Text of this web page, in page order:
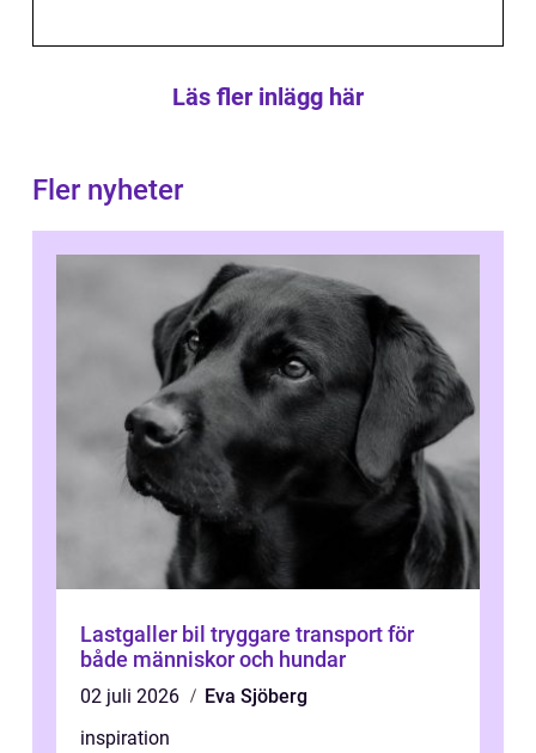
Läs fler inlägg här
Fler nyheter
Lastgaller bil tryggare transport för
både människor och hundar
02 juli 2026
Eva Sjöberg
inspiration